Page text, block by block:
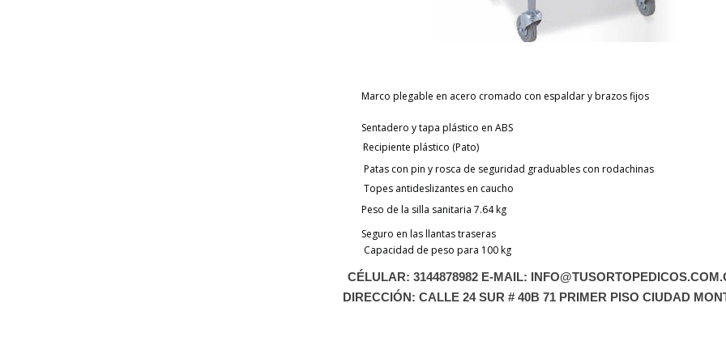
Marco plegable en acero cromado con espaldar y brazos fijos
Sentadero y tapa plástico en ABS
Recipiente plástico (Pato)
Patas con pin y rosca de seguridad graduables con rodachinas
Seguro en las llantas traseras
Topes antideslizantes en caucho
Peso de la silla sanitaria 7.64 kg
Capacidad de peso para 100 kg
CÉLULAR: 3144878982 E-MAIL:
DIRECCIÓN: CALLE 24 SUR # 40B 71 PRIMER PISO CIUDAD